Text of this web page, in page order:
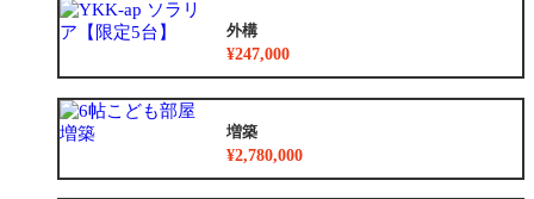
外構
¥247,000
増築
¥2,780,000